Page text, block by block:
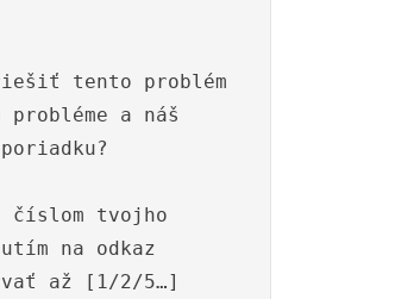
tento problém
a náš
číslom tvojho
na odkaz
až [1/2/5…]